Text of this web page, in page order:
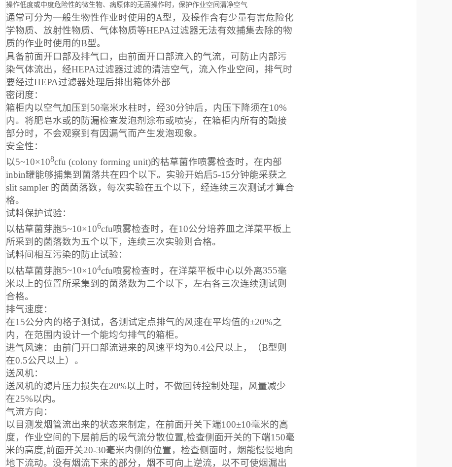
操作低度或中度危险性的微生物、病原体的无菌操作时，保护作业空间清净空气
通常可分为一般生物性作业时使用的A型，及操作含有少量有害危险化
学物质、放射性物质、气体物质等HEPA过滤器无法有效捕集去除的物
质的作业时使用的B型。
具备前面开口部及排气口，由前面开口部流入的气流，可防止内部污
染气体流出，经HEPA过滤器过滤的清洁空气，流入作业空间，排气时
要经过HEPA过滤器处理后排出箱体外部
密闭度：
箱柜内以空气加压到 50毫米水柱时，经30分钟后，内压下降须在10%
内。将肥皂水或的防漏检查发泡剂涂布或喷雾，在箱柜内所有的融接
部分时，不会观察到有因漏气而产生发泡现象。
安全性：
以5~10×108cfu (colony forming unit)的枯草菌作喷雾检查时，在内部
inbin罐能够捕集到菌落共在四个以下。实验开始后5-15分钟能采获之
slit sampler 的菌菌落数，每次实验在五个以下，经连续三次测试才算合
格。
试料保护试验：
以枯草菌芽胞5~10×106cfu喷雾检查时，在10公分培养皿之洋菜平板上
所采到的菌落数为五个以下，连续三次实验则合格。
试料间相互污染的防止试验：
以枯草菌芽胞5~10×104cfu喷雾检查时，在洋菜平板中心以外离355毫
米以上的位置所采集到的菌落数为二个以下，左右各三次连续测试则
合格。
排气速度：
在15公分内的格子测试，各测试定点排气的风速在平均值的±20%之
内，在范围内设计一个能均匀排气的箱柜。
进气风速：由前门开口部流进来的风速平均为0.4公尺以上，（B型则
在0.5公尺以上）。
送风机：
送风机的滤片压力损失在20%以上时，不做回转控制处理，风量减少
在25%以内。
气流方向：
以目测发烟管流出来的状态来制定，在前面开关下端100±10毫米的高
度，作业空间的下层前后的吸气流分散位置,检查侧面开关的下端150毫
米的高度,前面开关20-30毫米内侧的位置，检查侧面时，烟能慢慢地向
地下流动。没有烟流下来的部分，烟不可向上逆流，以不可使烟漏出